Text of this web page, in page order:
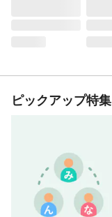
ピックアップ特集